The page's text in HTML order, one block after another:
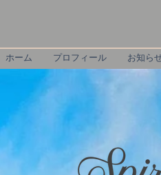
ホーム プロフィール お知ら